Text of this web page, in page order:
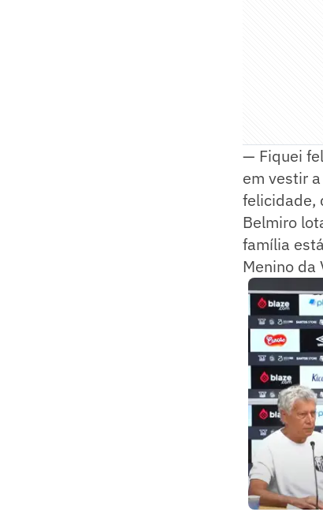
— Fiquei
em vestir
felicidade,
Belmiro
família
Menino da